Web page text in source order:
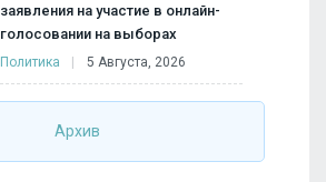
заявления на участие в онлайн-
голосовании на выборах
Политика 5 Августа, 2026
Архив